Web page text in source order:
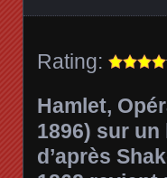
Rating:
Hamlet,
1896) sur
d’après